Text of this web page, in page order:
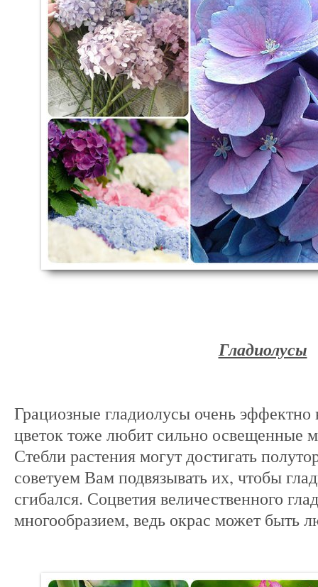
Гладиолусы
Грациозные гладиолусы очень эффектно
цветок тоже любит сильно освещенные
Стебли растения могут достигать
советуем Вам подвязывать их, чтобы
сгибался. Соцветия величественного
многообразием, ведь окрас может быть